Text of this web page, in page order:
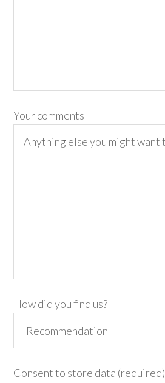
Your comments
How did you find us?
Consent to store data (required)